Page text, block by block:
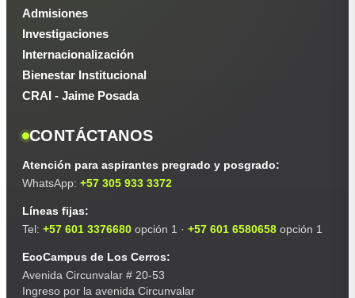
Admisiones
Investigaciones
Internacionalización
Bienestar Institucional
CRAI - Jaime Posada
CONTÁCTANOS
Atención para aspirantes pregrado y posgrado:
WhatsApp: +57 305 933 3372
Líneas fijas:
Tel: +57 601 3376680 opción 1 · +57 601 6580658 opción 1
EcoCampus de Los Cerros:
Avenida Circunvalar # 20-53
Ingreso por la avenida Circunvalar